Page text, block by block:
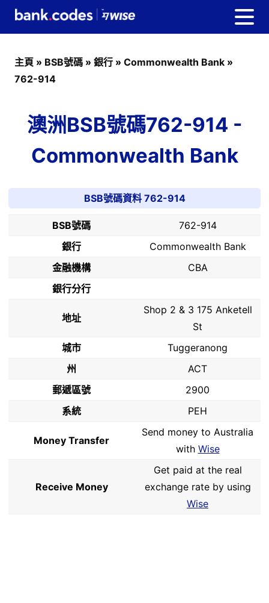
主頁 » BSB號碼 » 銀行 » Commonwealth Bank »
762-914
澳洲BSB號碼762-914 -
Commonwealth Bank
BSB號碼資料 762-914
BSB號碼
762-914
銀行
Commonwealth Bank
金融機構
CBA
銀行分行
地址
Shop 2 & 3 175 Anketell
St
城市
Tuggeranong
州
ACT
郵遞區號
2900
系統
PEH
Money Transfer
Send money to Australia
with Wise
Receive Money
Get paid at the real
exchange rate by using
Wise